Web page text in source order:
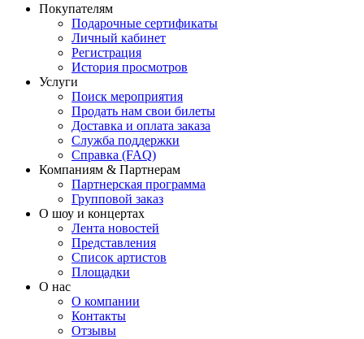
Покупателям
Подарочные сертификаты
Личный кабинет
Регистрация
История просмотров
Услуги
Поиск мероприятия
Продать нам свои билеты
Доставка и оплата заказа
Служба поддержки
Справка (FAQ)
Компаниям & Партнерам
Партнерская программа
Групповой заказ
О шоу и концертах
Лента новостей
Представления
Список артистов
Площадки
О нас
О компании
Контакты
Отзывы